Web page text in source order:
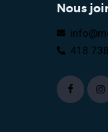
Nous
418